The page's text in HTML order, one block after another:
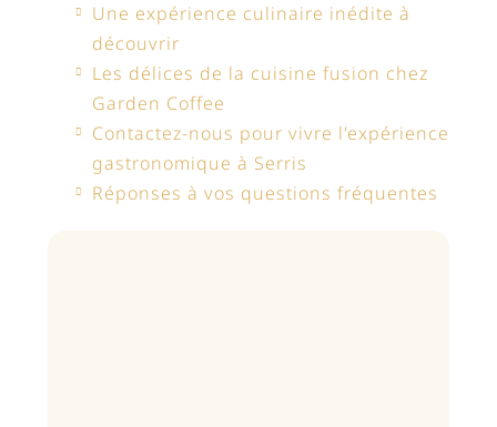
Une expérience culinaire inédite à
découvrir
Les délices de la cuisine fusion chez
Garden Coffee
Contactez-nous pour vivre l'expérience
gastronomique à Serris
Réponses à vos questions fréquentes